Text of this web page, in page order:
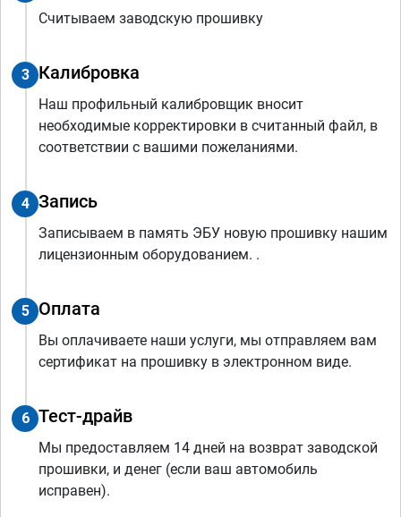
Считываем заводскую прошивку
3 Калибровка
Наш профильный калибровщик вносит
необходимые корректировки в считанный файл, в
соответствии с вашими пожеланиями.
4 Запись
Записываем в память ЭБУ новую прошивку нашим
лицензионным оборудованием. .
5 Оплата
Вы оплачиваете наши услуги, мы отправляем вам
сертификат на прошивку в электронном виде.
6 Тест-драйв
Мы предоставляем 14 дней на возврат заводской
прошивки, и денег (если ваш автомобиль
исправен).